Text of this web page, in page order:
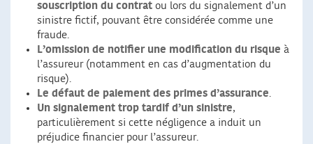
souscription du contrat ou lors du signalement d’un
sinistre fictif, pouvant être considérée comme une
fraude.
L’omission de notifier une modification du risque à
l’assureur (notamment en cas d’augmentation du
risque).
Le défaut de paiement des primes d’assurance.
Un signalement trop tardif d’un sinistre,
particulièrement si cette négligence a induit un
préjudice financier pour l’assureur.